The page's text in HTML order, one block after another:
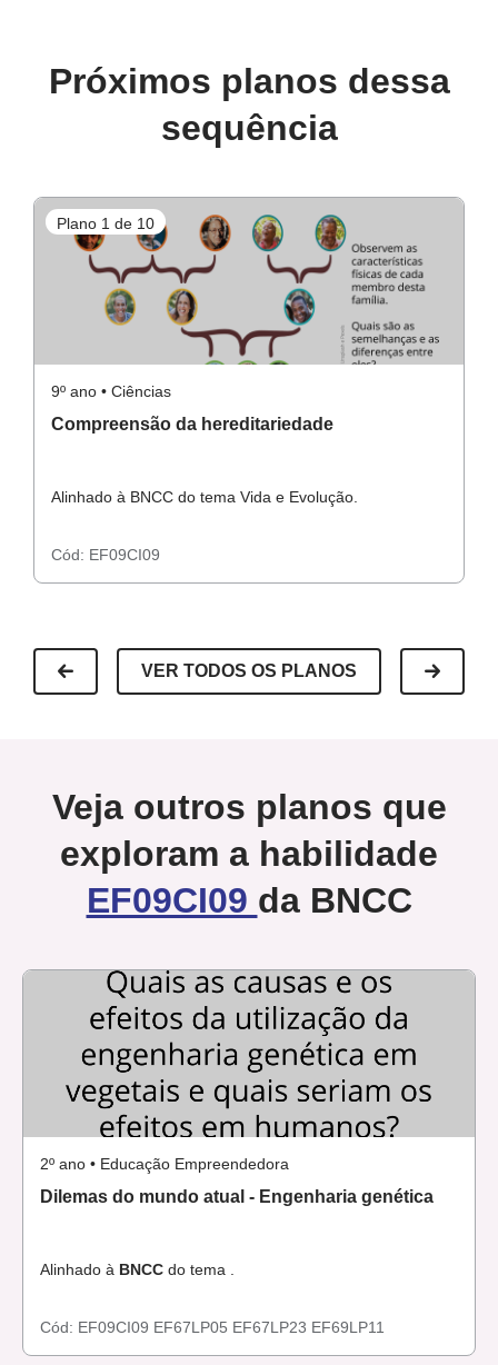
Próximos planos dessa
sequência
Plano 1 de 10
9º ano • Ciências
Compreensão da hereditariedade
Alinhado à BNCC do tema Vida e Evolução.
Cód: EF09CI09
VER TODOS OS PLANOS
Veja outros planos que
exploram a habilidade
EF09CI09 da BNCC
2º ano • Educação Empreendedora
Dilemas do mundo atual - Engenharia genética
Alinhado à BNCC do tema .
Cód: EF09CI09 EF67LP05 EF67LP23 EF69LP11